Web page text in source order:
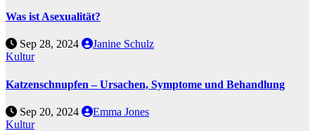
Was ist Asexualität?
Sep 28, 2024
Janine Schulz
Kultur
Katzenschnupfen – Ursachen, Symptome und Behandlung
Sep 20, 2024
Emma Jones
Kultur